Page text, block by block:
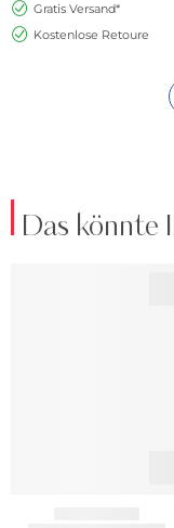
Gratis Versand*
Kostenlose Retoure
Das könnte